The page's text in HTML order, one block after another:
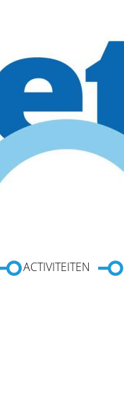
ACTIVITEITEN